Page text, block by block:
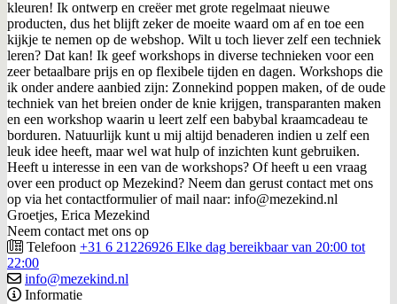
kleuren! Ik ontwerp en creëer met grote regelmaat nieuwe
producten, dus het blijft zeker de moeite waard om af en toe een
kijkje te nemen op de webshop. Wilt u toch liever zelf een techniek
leren? Dat kan! Ik geef workshops in diverse technieken voor een
zeer betaalbare prijs en op flexibele tijden en dagen. Workshops die
ik onder andere aanbied zijn: Zonnekind poppen maken, of de oude
techniek van het breien onder de knie krijgen, transparanten maken
en een workshop waarin u leert zelf een babybal kraamcadeau te
borduren. Natuurlijk kunt u mij altijd benaderen indien u zelf een
leuk idee heeft, maar wel wat hulp of inzichten kunt gebruiken.
Heeft u interesse in een van de workshops? Of heeft u een vraag
over een product op Mezekind? Neem dan gerust contact met ons
op via het contactformulier of mail naar: info@mezekind.nl
Groetjes, Erica Mezekind
Neem contact met ons op
Telefoon +31 6 21226926 Elke dag bereikbaar van 20:00 tot
22:00
info@mezekind.nl
Informatie